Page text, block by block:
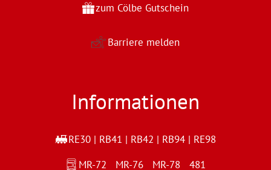
zum Cölbe Gutschein
Barriere melden
Informationen
RE30 | RB41 | RB42 | RB94 | RE98
MR-72 MR-76 MR-78 481